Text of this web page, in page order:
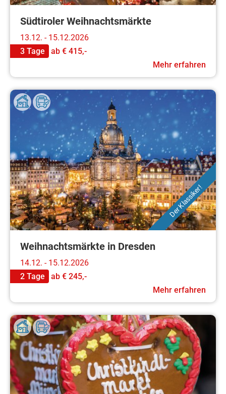
Südtiroler Weihnachtsmärkte
13.12. - 15.12.2026
3 Tage
ab € 415,-
Mehr erfahren
Der Klassiker!
Weihnachtsmärkte in Dresden
14.12. - 15.12.2026
2 Tage
ab € 245,-
Mehr erfahren